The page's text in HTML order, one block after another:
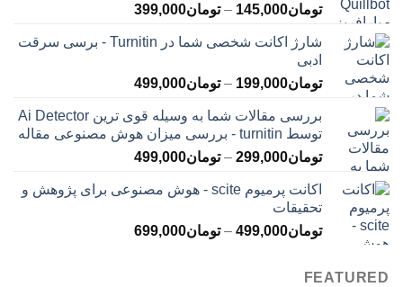
تومان145,000
– تومان399,000محدوده
تومان145,000
تومان399,000
شارژ اکانت شخصی شما در Turnitin - برسی سرقت
ادبی
تومان199,000
– تومان499,000محدوده
تومان199,000
تا
تومان499,000
بررسی مقالات شما به وسیله قوی ترین Ai Detector
توسط turnitin - بررسی میزان هوش مصنوعی مقاله
تومان299,000
– تومان499,000محدوده
تومان299,000
تومان499,000
اکانت پرمیوم scite - هوش مصنوعی برای پژوهش و
تحقیقات
تومان499,000
– تومان699,000محدوده
FEATURED